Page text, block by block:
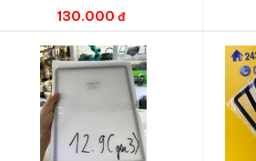
130.000